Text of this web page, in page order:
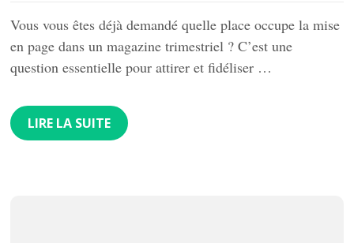
Vous vous êtes déjà demandé quelle place occupe la mise
en page dans un magazine trimestriel ? C’est une
question essentielle pour attirer et fidéliser …
LIRE LA SUITE